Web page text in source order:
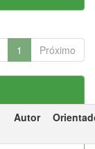
1 Próximo
Autor